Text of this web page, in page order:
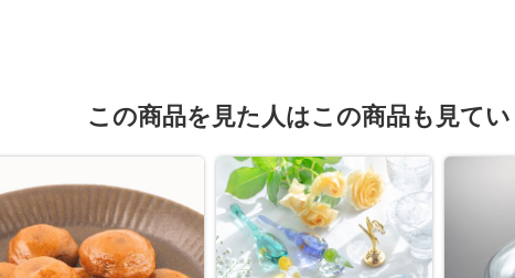
この商品を見た人はこの商品も見て